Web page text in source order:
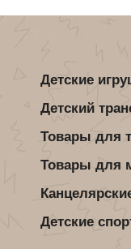
Детские
Детский
Товары для
Товары для
Детские